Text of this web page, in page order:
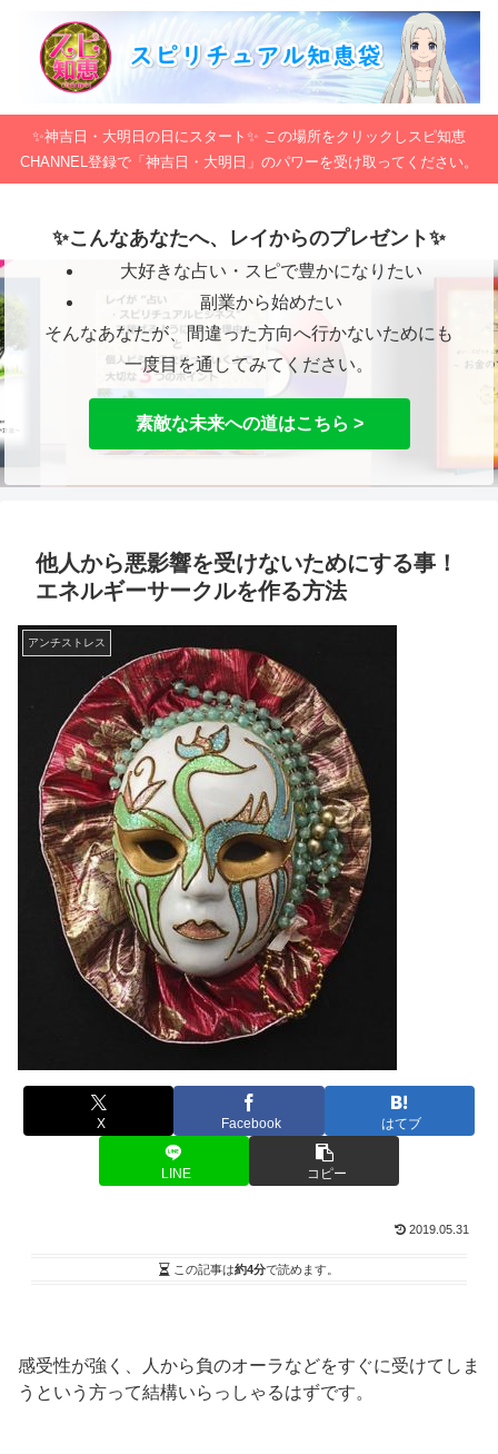
✨神吉日・大明日の日にスタート✨ この場所をクリックしスピ知恵
CHANNEL登録で「神吉日・大明日」のパワーを受け取ってください。
✨こんなあなたへ、レイからのプレゼント✨
大好きな占い・スピで豊かになりたい
副業から始めたい
そんなあなたが、間違った方向へ行かないためにも
一度目を通してみてください。
素敵な未来への道はこちら >
他人から悪影響を受けないためにする事！
エネルギーサークルを作る方法
アンチストレス
X Facebook はてブ
LINE コピー
2019.05.31
この記事は約4分で読めます。
感受性が強く、人から負のオーラなどをすぐに受けてしま
うという方って結構いらっしゃるはずです。